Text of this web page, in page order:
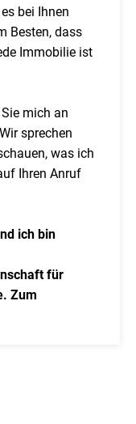
bei Ihnen
Besten, dass
Immobilie ist
mich an
sprechen
was ich
Ihren Anruf
ich bin
für
Zum